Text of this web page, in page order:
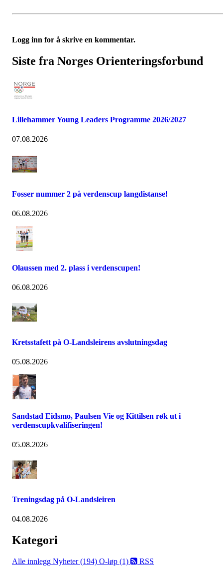
Logg inn for å skrive en kommentar.
Siste fra Norges Orienteringsforbund
Lillehammer Young Leaders Programme 2026/2027
07.08.2026
Fosser nummer 2 på verdenscup langdistanse!
06.08.2026
Olaussen med 2. plass i verdenscupen!
06.08.2026
Kretsstafett på O-Landsleirens avslutningsdag
05.08.2026
Sandstad Eidsmo, Paulsen Vie og Kittilsen røk ut i
verdenscupkvalifiseringen!
05.08.2026
Treningsdag på O-Landsleiren
04.08.2026
Kategori
Alle innlegg Nyheter (194) O-løp (1) RSS